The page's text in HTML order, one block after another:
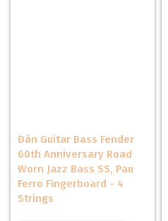
Đàn Guitar Bass Fender
60th Anniversary Road
Worn Jazz Bass SS, Pau
Ferro Fingerboard - 4
Strings